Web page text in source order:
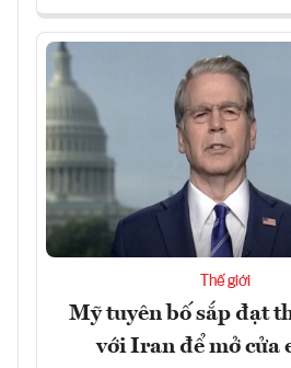
Thế giới
Mỹ tuyên bố sắp đạt
với Iran để mở cửa